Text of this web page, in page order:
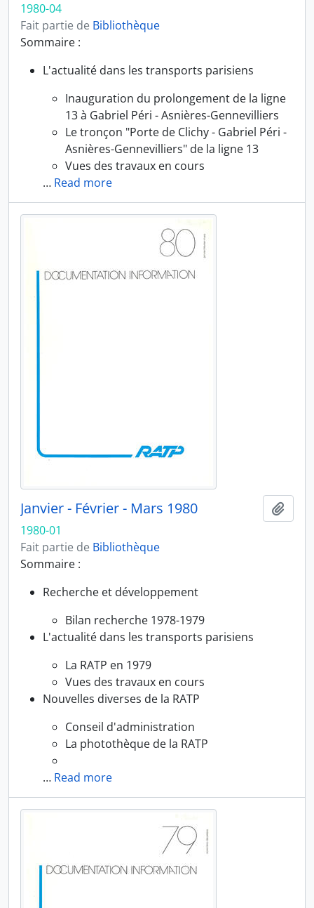
1980-04
Fait partie de Bibliothèque
Sommaire :
L'actualité dans les transports parisiens
Inauguration du prolongement de la ligne
13 à Gabriel Péri - Asnières-Gennevilliers
Le tronçon "Porte de Clichy - Gabriel Péri -
Asnières-Gennevilliers" de la ligne 13
Vues des travaux en cours
… Read more
Janvier - Février - Mars 1980
1980-01
Fait partie de Bibliothèque
Sommaire :
Recherche et développement
Bilan recherche 1978-1979
L'actualité dans les transports parisiens
La RATP en 1979
Vues des travaux en cours
Nouvelles diverses de la RATP
Conseil d'administration
La photothèque de la RATP
… Read more